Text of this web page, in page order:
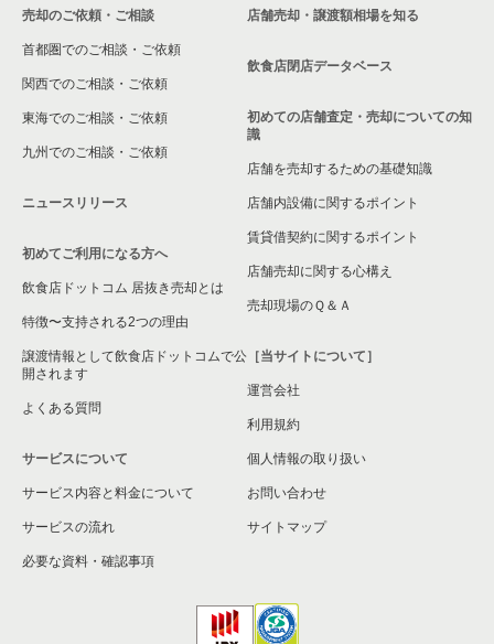
売却のご依頼・ご相談
首都圏でのご相談・ご依頼
関西でのご相談・ご依頼
東海でのご相談・ご依頼
九州でのご相談・ご依頼
ニュースリリース
初めてご利用になる方へ
飲食店ドットコム 居抜き売却とは
特徴〜支持される2つの理由
譲渡情報として飲食店ドットコムで公
開されます
よくある質問
サービスについて
サービス内容と料金について
サービスの流れ
必要な資料・確認事項
店舗売却・譲渡額相場を知る
飲食店閉店データベース
初めての店舗査定・売却についての知
識
店舗を売却するための基礎知識
店舗内設備に関するポイント
賃貸借契約に関するポイント
店舗売却に関する心構え
売却現場のＱ＆Ａ
［当サイトについて］
運営会社
利用規約
個人情報の取り扱い
お問い合わせ
サイトマップ